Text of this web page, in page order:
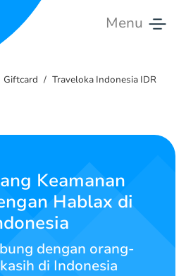
Menu
Giftcard Traveloka Indonesia IDR
Keamanan
Hablax di
dengan orang-
di Indonesia